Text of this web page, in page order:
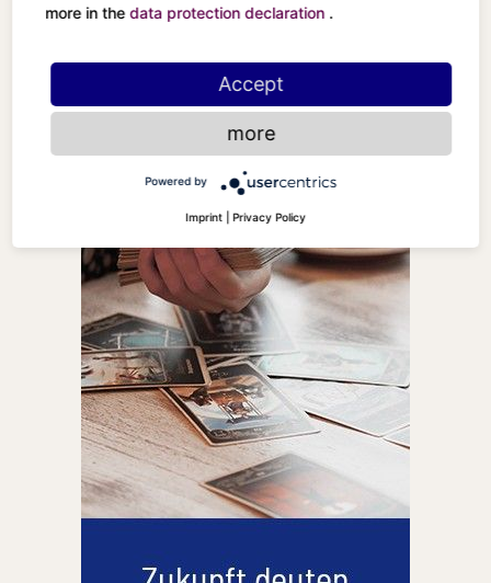
more in thedata protection declaration .
Accept
more
Powered by
Imprint Privacy Policy